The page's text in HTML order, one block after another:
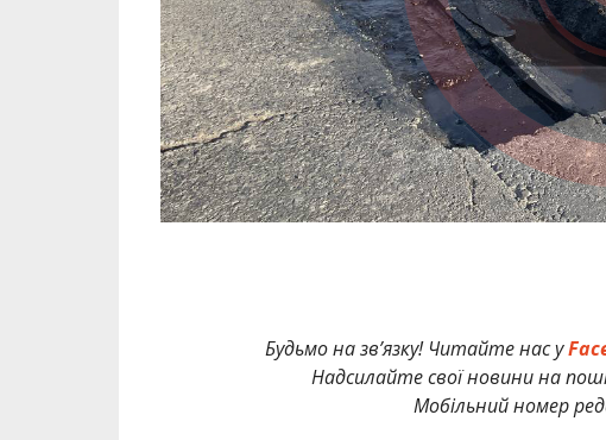
Будьмо на зв’язку! Читайте нас у
Надсилайте свої новини на
Мобільний номер